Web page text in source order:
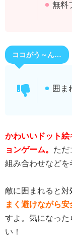
無料
ココがう～ん…
囲ま
かわいいドット
ョンゲーム。 ただ
組み合わせなどを
敵に囲まれると対
まく避けながら
すよ。気になった
い！